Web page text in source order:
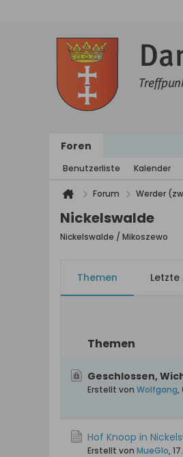
Foren
Benutzerliste Kalender
Forum Werder
Nickelswalde
Nickelswalde / Mikoszewo
Themen
Themen
Geschlossen,
Erstellt von Wolfgang,
Hof Knoop in
Erstellt von MueGlo,